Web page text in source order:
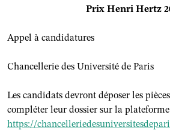
Prix Henri Hertz
Appel à candidatures
Chancellerie des Université de Paris
Les candidats devront déposer les
compléter leur dossier sur la plateforme
https://